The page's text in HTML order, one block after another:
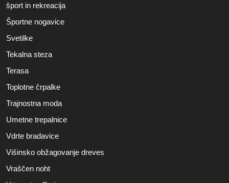
šport in rekreacija
Športne nogavice
Svetilke
Tekalna steza
Terasa
Toplotne črpalke
Trajnostna moda
Umetne trepalnice
Vdrte bradavice
Višinsko obžagovanje dreves
Vraščen noht